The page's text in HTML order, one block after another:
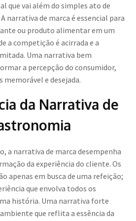
que vai além do simples ato de
narrativa de marca é essencial para
ou produto alimentar em um
a competição é acirrada e a
Uma narrativa bem
a percepção do consumidor,
e desejada.
da Narrativa de
a narrativa de marca desempenha
da experiência do cliente. Os
apenas em busca de uma refeição;
que envolva todos os
história. Uma narrativa forte
que reflita a essência da